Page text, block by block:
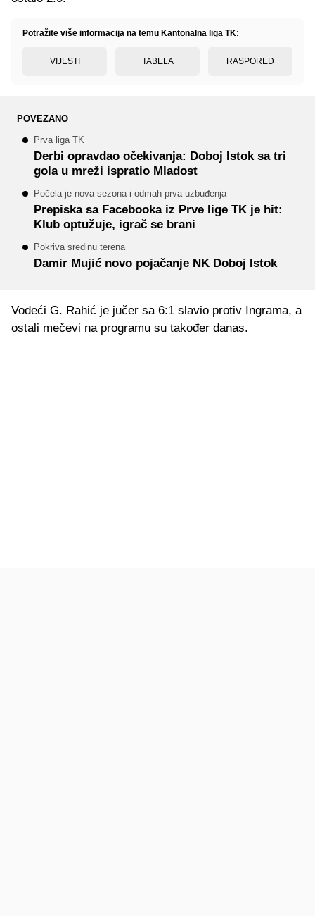
Potražite više informacija na temu Kantonalna liga TK:
VIJESTI TABELA RASPORED
POVEZANO
Prva liga TK
Derbi opravdao očekivanja: Doboj Istok sa tri
gola u mreži ispratio Mladost
Počela je nova sezona i odmah prva uzbuđenja
Prepiska sa Facebooka iz Prve lige TK je hit:
Klub optužuje, igrač se brani
Pokriva sredinu terena
Damir Mujić novo pojačanje NK Doboj Istok
Vodeći G. Rahić je jučer sa 6:1 slavio protiv Ingrama, a
ostali mečevi na programu su također danas.